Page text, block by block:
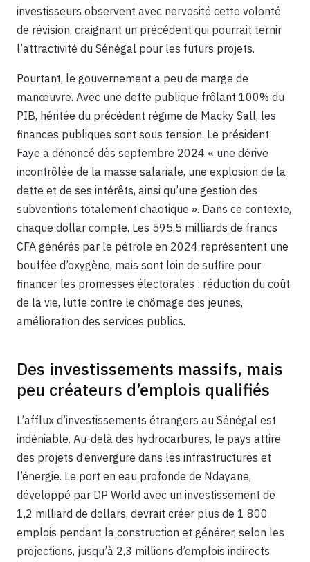
investisseurs observent avec nervosité cette volonté
de révision, craignant un précédent qui pourrait ternir
l’attractivité du Sénégal pour les futurs projets.
Pourtant, le gouvernement a peu de marge de
manœuvre. Avec une dette publique frôlant 100% du
PIB, héritée du précédent régime de Macky Sall, les
finances publiques sont sous tension. Le président
Faye a dénoncé dès septembre 2024 « une dérive
incontrôlée de la masse salariale, une explosion de la
dette et de ses intérêts, ainsi qu’une gestion des
subventions totalement chaotique ». Dans ce contexte,
chaque dollar compte. Les 595,5 milliards de francs
CFA générés par le pétrole en 2024 représentent une
bouffée d’oxygène, mais sont loin de suffire pour
financer les promesses électorales : réduction du coût
de la vie, lutte contre le chômage des jeunes,
amélioration des services publics.
Des investissements massifs, mais
peu créateurs d’emplois qualifiés
L’afflux d’investissements étrangers au Sénégal est
indéniable. Au-delà des hydrocarbures, le pays attire
des projets d’envergure dans les infrastructures et
l’énergie. Le port en eau profonde de Ndayane,
développé par DP World avec un investissement de
1,2 milliard de dollars, devrait créer plus de 1 800
emplois pendant la construction et générer, selon les
projections, jusqu’à 2,3 millions d’emplois indirects